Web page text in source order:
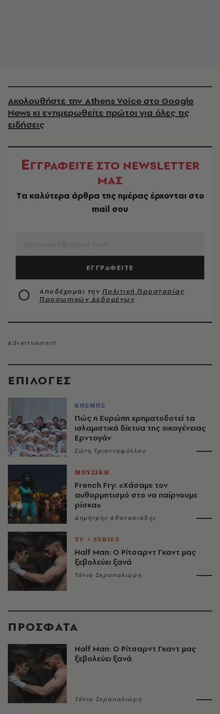
EΠΙΛΟΓΈΣ
ΚΟΣΜΟΣ
Πώς η Ευρώπη χρηματοδοτεί τα
ισλαμιστικά δίκτυα της οικογένειας
Ερντογάν
Σώτη Τριανταφύλλου
ΜΟΥΣΙΚΗ
French Fry: «Χάσαμε τον
αυθορμητισμό στο να παίρνουμε
ρίσκα»
Δημήτρης Αθανασιάδης
TV + SERIES
Half Man: Ο Ρίτσαρντ Γκαντ μας
ξεβολεύει ξανά
Τάνια Σκραπαλιώρη
Ακολουθήστε την Athens Voice στο Google
News κι ενημερωθείτε πρώτοι για όλες τις
ειδήσεις
ΕΓΓΡΑΦΕΙΤΕ ΣΤΟ NEWSLETTER
ΜΑΣ
Tα καλύτερα άρθρα της ημέρας έρχονται στο
mail σου
ΕΓΓΡΑΦΕΙΤΕ
Αποδέχομαι την Πολιτική Προστασίας
Προσωπικών Δεδομένων
ΠΡΟΣΦΑΤΑ
Half Man: Ο Ρίτσαρντ Γκαντ μας
ξεβολεύει ξανά
Τάνια Σκραπαλιώρη